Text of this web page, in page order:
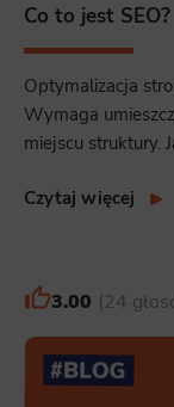
Co to jest SEO?
Optymalizacja
Wymaga
miejscu struktury.
Czytaj więcej
3.00 24